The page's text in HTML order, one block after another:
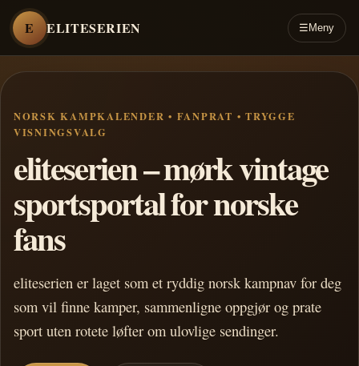
E ELITESERIEN ☰ Meny
NORSK KAMPKALENDER • FANPRAT • TRYGGE
VISNINGSVALG
eliteserien – mørk vintage
sportsportal for norske
fans
eliteserien er laget som et ryddig norsk kampnav for deg
som vil finne kamper, sammenligne oppgjør og prate
sport uten rotete løfter om ulovlige sendinger.